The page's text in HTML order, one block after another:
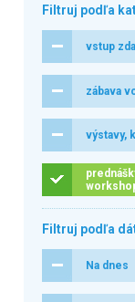
Filtruj podľa
vstup
zábava
výstavy,
Filtruj podľa
Na dnes